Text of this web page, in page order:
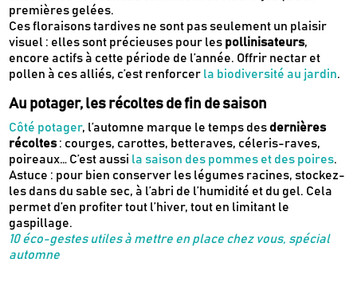
premières gelées.
Ces floraisons tardives ne sont pas seulement un plaisir
visuel : elles sont précieuses pour les pollinisateurs,
encore actifs à cette période de l’année. Offrir nectar et
pollen à ces alliés, c’est renforcer la biodiversité au jardin.
Au potager, les récoltes de fin de saison
Côté potager, l’automne marque le temps des dernières
récoltes: courges, carottes, betteraves, céleris-raves,
poireaux… C’est aussi la saison des pommes et des poires.
Astuce : pour bien conserver les légumes racines, stockez-
les dans du sable sec, à l’abri de l’humidité et du gel. Cela
permet d’en profiter tout l’hiver, tout en limitant le
gaspillage.
10 éco-gestes utiles à mettre en place chez vous, spécial
automne